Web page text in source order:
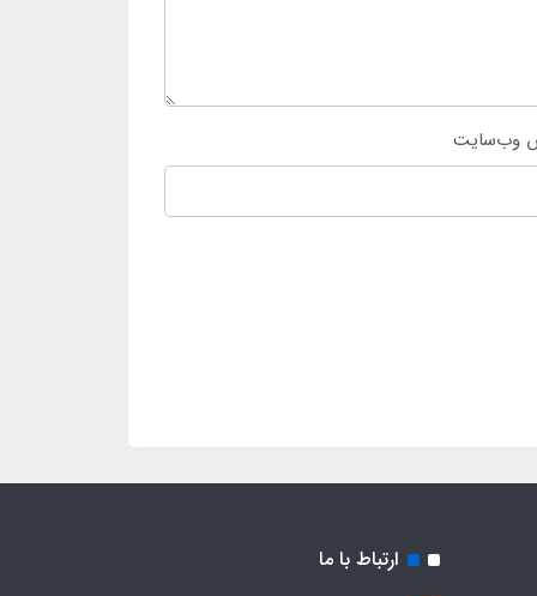
وب‌سایت
ارتباط با ما